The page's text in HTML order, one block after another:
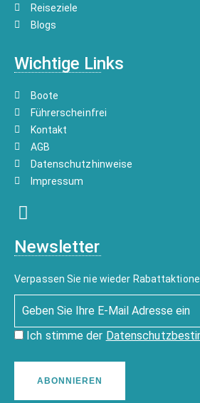
Reiseziele
Blogs
Wichtige Links
Boote
Führerscheinfrei
Kontakt
AGB
Datenschutzhinweise
Impressum
Newsletter
Verpassen Sie nie wieder
Ich stimme der
ABONNIEREN